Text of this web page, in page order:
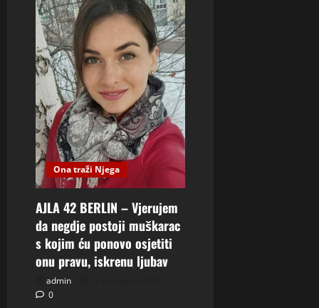
Ona traži Njega
AJLA 42 BERLIN – Vjerujem
da negdje postoji muškarac
s kojim ću ponovo osjetiti
onu pravu, iskrenu ljubav
admin
0